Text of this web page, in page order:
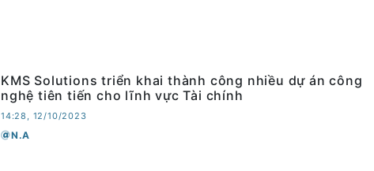
KMS Solutions triển khai thành công nhiều dự án công
nghệ tiên tiến cho lĩnh vực Tài chính
14:28, 12/10/2023
N.A